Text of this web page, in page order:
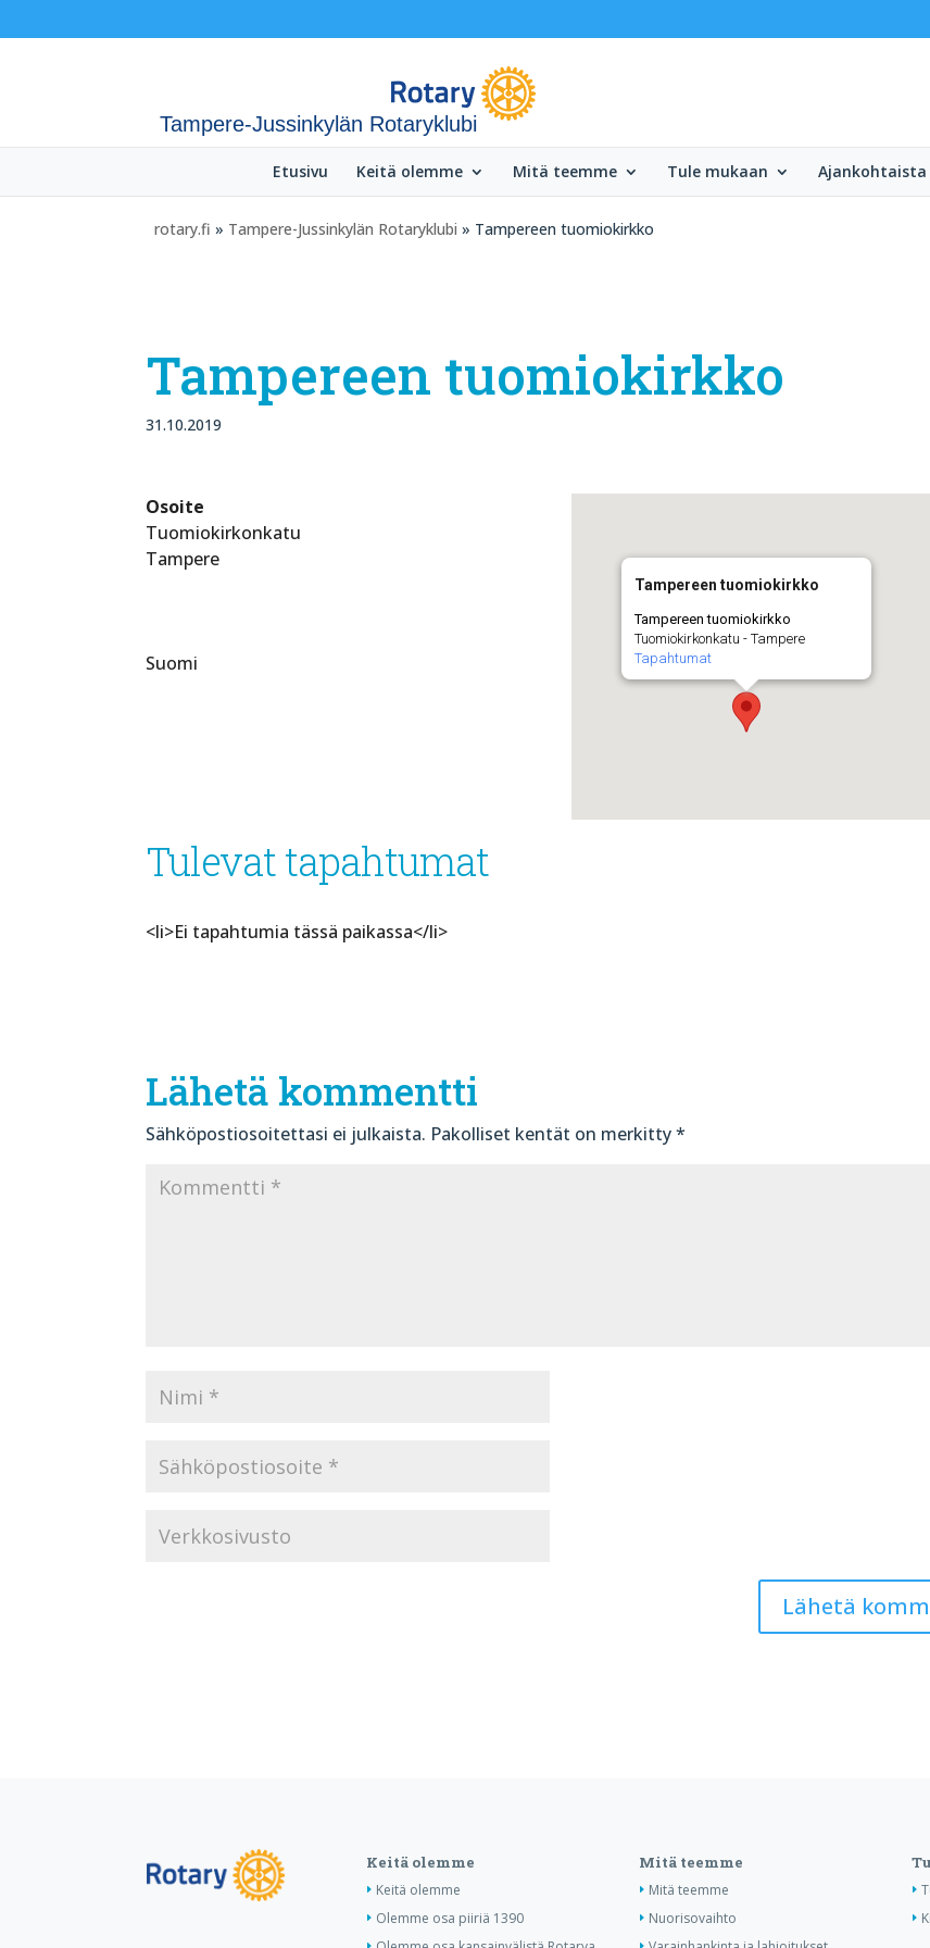
Tampere-Jussinkylän Rotaryklubi
Etusivu Keitä olemme Mitä teemme Tule mukaan Ajankohtaista
rotary.fi » Tampere-Jussinkylän Rotaryklubi » Tampereen tuomiokirkko
Tampereen tuomiokirkko
31.10.2019
Tampereen tuomiokirkko
Tampereen tuomiokirkko
Tuomiokirkonkatu - Tampere
Tapahtumat
Osoite
Tuomiokirkonkatu
Tampere
Suomi
Tulevat tapahtumat
<li>Ei tapahtumia tässä paikassa</li>
Lähetä kommentti
Sähköpostiosoitettasi ei julkaista. Pakolliset kentät on merkitty*
Keitä olemme
Keitä olemme
Olemme osa piiriä 1390
Mitä teemme
Mitä teemme
Nuorisovaihto